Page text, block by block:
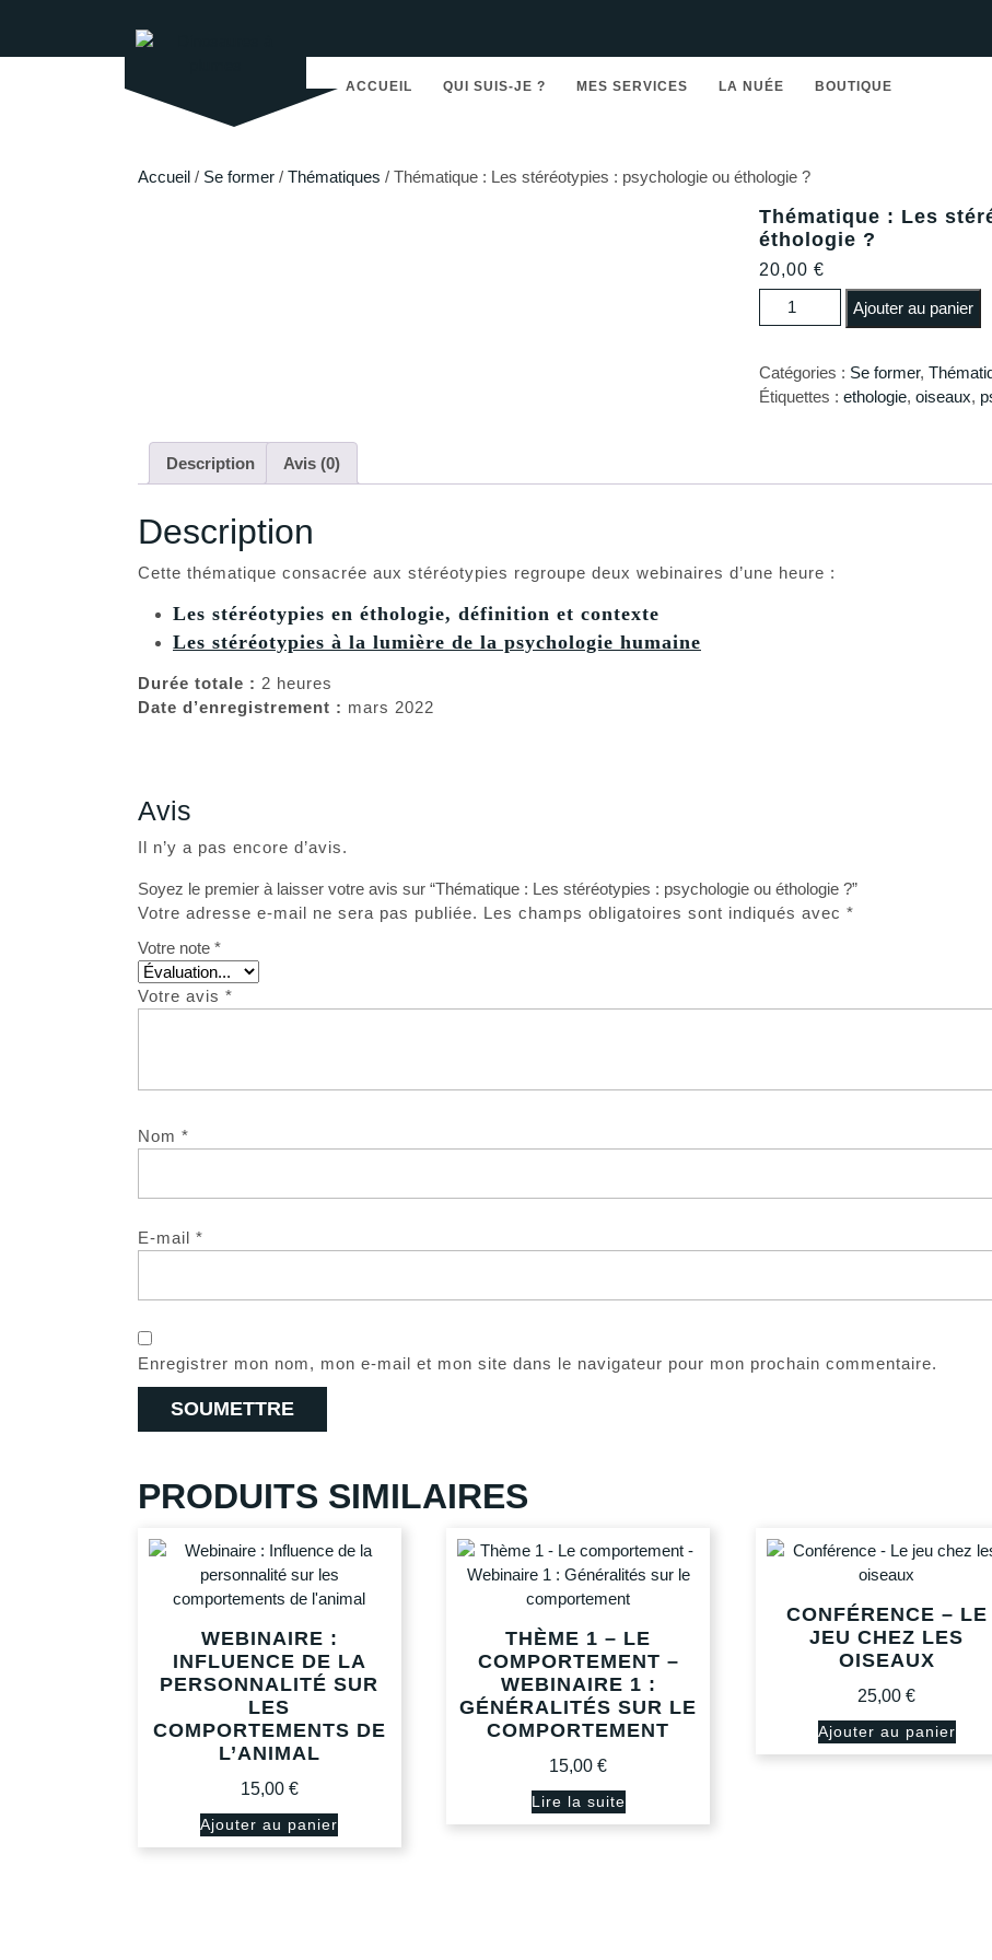
content
ACCUEIL QUI SUIS-JE ? MES SERVICES LA NUÉE BOUTIQUE
Accueil / Se former / Thématiques / Thématique : Les stéréotypies : psychologie ou éthologie ?
Thématique : Les
éthologie ?
20,00 €
quantité de Thématique : Les
Ajouter au panier
Catégories : Se former,
Étiquettes : ethologie, oiseaux,
Description Avis (0)
Description
Cette thématique consacrée aux stéréotypies regroupe deux webinaires d’une heure :
Les stéréotypies en éthologie, définition et contexte
Les stéréotypies à la lumière de la psychologie humaine
Durée totale : 2 heures
Date d’enregistrement : mars 2022
Avis
Il n’y a pas encore d’avis.
Soyez le premier à laisser votre avis sur “Thématique : Les stéréotypies : psychologie ou éthologie ?”
Votre adresse e-mail ne sera pas publiée. Les champs obligatoires sont indiqués avec *
Votre note *
Votre avis *
Nom *
E-mail *
Enregistrer mon nom, mon e-mail et mon site dans le navigateur pour mon prochain commentaire.
PRODUITS SIMILAIRES
WEBINAIRE :
INFLUENCE DE LA
PERSONNALITÉ SUR
LES
COMPORTEMENTS DE
L’ANIMAL
15,00 €
Ajouter au panier
THÈME 1 – LE
COMPORTEMENT –
WEBINAIRE 1 :
GÉNÉRALITÉS SUR LE
COMPORTEMENT
15,00€
Lire la suite
CONFÉRENCE – LE
JEU CHEZ LES
OISEAUX
25,00€
Ajouter au panier